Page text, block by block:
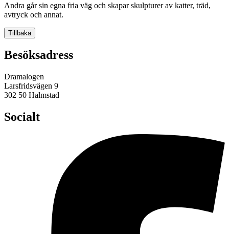
Andra går sin egna fria väg och skapar skulpturer av katter, träd,
avtryck och annat.
Tillbaka
Besöksadress
Dramalogen
Larsfridsvägen 9
302 50 Halmstad
Socialt